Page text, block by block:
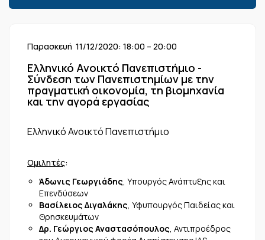
Παρασκευή 11/12/2020: 18:00 – 20:00
Ελληνικό Ανοικτό Πανεπιστήμιο -
Σύνδεση των Πανεπιστημίων με την
πραγματική οικονομία, τη βιομηχανία
και την αγορά εργασίας
Ελληνικό Ανοικτό Πανεπιστήμιο
Ομιλητές:
Άδωνις Γεωργιάδης, Υπουργός Ανάπτυξης και
Επενδύσεων
Βασίλειος Διγαλάκης, Υφυπουργός Παιδείας και
Θρησκευμάτων
Δρ. Γεώργιος Αναστασόπουλος, Αντιπροέδρος